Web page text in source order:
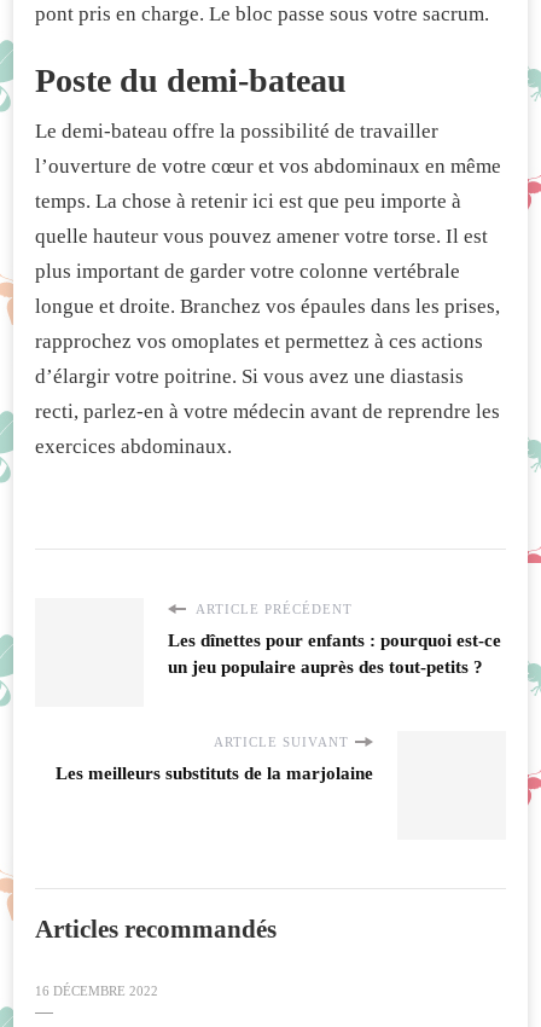
pont pris en charge. Le bloc passe sous votre sacrum.
Poste du demi-bateau
Le demi-bateau offre la possibilité de travailler
l’ouverture de votre cœur et vos abdominaux en même
temps. La chose à retenir ici est que peu importe à
quelle hauteur vous pouvez amener votre torse. Il est
plus important de garder votre colonne vertébrale
longue et droite. Branchez vos épaules dans les prises,
rapprochez vos omoplates et permettez à ces actions
d’élargir votre poitrine. Si vous avez une diastasis
recti, parlez-en à votre médecin avant de reprendre les
exercices abdominaux.
ARTICLE PRÉCÉDENT
Les dînettes pour enfants : pourquoi est-ce
un jeu populaire auprès des tout-petits ?
ARTICLE SUIVANT
Les meilleurs substituts de la marjolaine
Articles recommandés
16 DÉCEMBRE 2022